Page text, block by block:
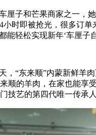
厘子和芒果商家之一
时即被抢光，很多订
轻松实现新年‘车厘子自
，“东来顺”内蒙新鲜羊
顺的羊肉，在家也能享
技艺的第四代唯一传承人